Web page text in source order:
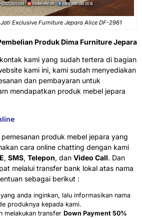
Exclusive Furniture Jepara Alice DF-2961
Produk Dima Furniture Jepara
kami yang sudah tertera di bagian
kami ini, kami sudah menyediakan
dan pembayaran untuk
mendapatkan produk mebel jepara
produk mebel jepara yang
cara online chatting dengan kami
, SMS, Telepon, dan Video Call. Dan
melalui transfer bank lokal atas nama
sebagai berikut :
anda inginkan, lalu informasikan nama
produknya kepada kami.
melakukan transfer Down Payment 50%